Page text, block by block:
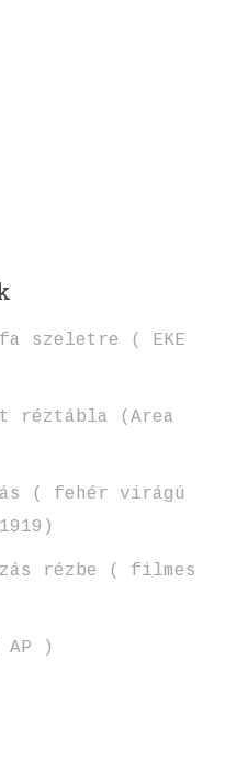
szeletre ( EKE
(Area
( fehér virágú
rézbe ( filmes
AP )